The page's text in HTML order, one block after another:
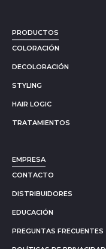
PRODUCTOS
COLORACIÓN
DECOLORACIÓN
STYLING
HAIR LOGIC
TRATAMIENTOS
EMPRESA
CONTACTO
DISTRIBUIDORES
EDUCACIÓN
PREGUNTAS FRECUENTES